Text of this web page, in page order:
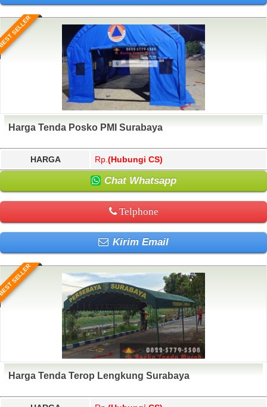
SELLER
Harga Tenda Posko PMI Surabaya
HARGA Rp. (Hubungi CS)
Chat Whatsapp
Telphone
Kirim Email
SELLER
Harga Tenda Terop Lengkung Surabaya